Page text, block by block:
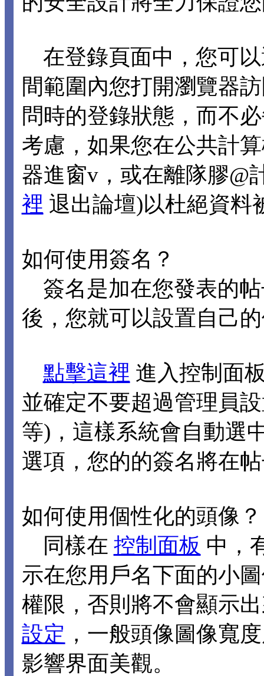
在登錄頁面中，您可以
間範圍內您打開瀏覽器
問時的登錄狀態，而不
考慮，如果您在公共計
器進窗v，或在離隊膠@
裡 退出論壇)以杜絕資料
如何使用簽名？
簽名是加在您發表的
後，您就可以設置自己
點擊這裡 進入控制面
並確定不要超過管理員
等)，這樣系統會自動選
選項，您的的簽名將在
如何使用個性化的頭像？
同樣在 控制面板 中，
示在您用戶名下面的小
權限，否則將不會顯示
設定 ，一般頭像圖像寬
影響界面美觀。